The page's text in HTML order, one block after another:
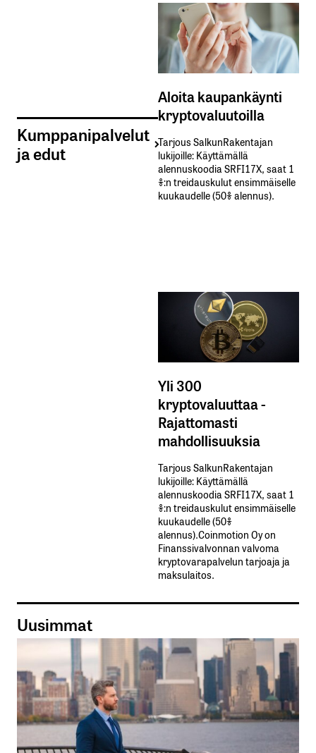
Kumppanipalvelut
ja edut
Aloita kaupankäynti
kryptovaluutoilla
Tarjous SalkunRakentajan
lukijoille: Käyttämällä​ ​
alennuskoodia​ ​SRFI17X,​ ​saat​ ​1
%:n treidauskulut​ ​ensimmäiselle​ ​
kuukaudelle​ ​(50%​ ​alennus).
Yli 300
kryptovaluuttaa -
Rajattomasti
mahdollisuuksia
Tarjous SalkunRakentajan
lukijoille: Käyttämällä​ ​
alennuskoodia​ ​SRFI17X,​ ​saat​ ​1
%:n treidauskulut​ ​ensimmäiselle​ ​
kuukaudelle​ ​(50%​ ​
alennus).Coinmotion Oy on
Finanssivalvonnan valvoma
kryptovarapalvelun tarjoaja ja
maksulaitos.
Uusimmat